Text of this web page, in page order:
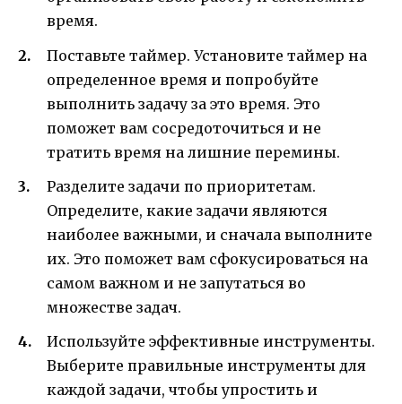
время.
Поставьте таймер. Установите таймер на
определенное время и попробуйте
выполнить задачу за это время. Это
поможет вам сосредоточиться и не
тратить время на лишние перемины.
Разделите задачи по приоритетам.
Определите, какие задачи являются
наиболее важными, и сначала выполните
их. Это поможет вам сфокусироваться на
самом важном и не запутаться во
множестве задач.
Используйте эффективные инструменты.
Выберите правильные инструменты для
каждой задачи, чтобы упростить и